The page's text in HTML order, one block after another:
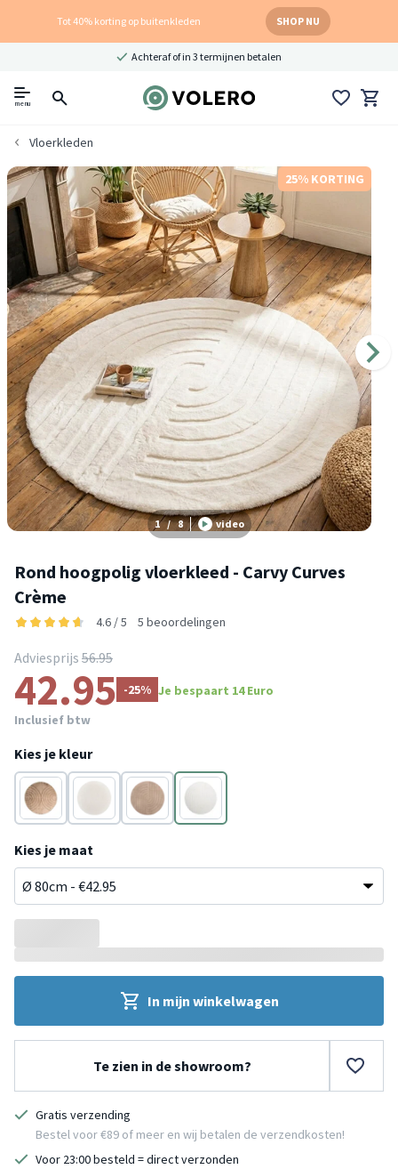
Tot 40% korting op buitenkleden SHOP NU
Achteraf of in 3 termijnen betalen
menu
Vloerkleden
25% KORTING
1 / 8 video
Rond hoogpolig vloerkleed - Carvy Curves
Crème
4.6 / 5 5 beoordelingen
Adviesprijs 56.95
42.95 -25% Je bespaart 14 Euro
Inclusief btw
Kies je kleur
Taupe Crème Taupe
Crème
Kies je maat
In mijn winkelwagen
Te zien in de showroom?
Gratis verzending
Bestel voor €89 of meer en wij betalen de verzendkosten!
Voor 23:00 besteld = direct verzonden